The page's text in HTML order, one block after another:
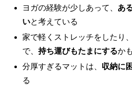
ヨガの経験が少しあって、 あ
いと考えている
家で軽くストレッチをしたり
で、持ち運びもたまにするか
分厚すぎるマットは、 収納に
る